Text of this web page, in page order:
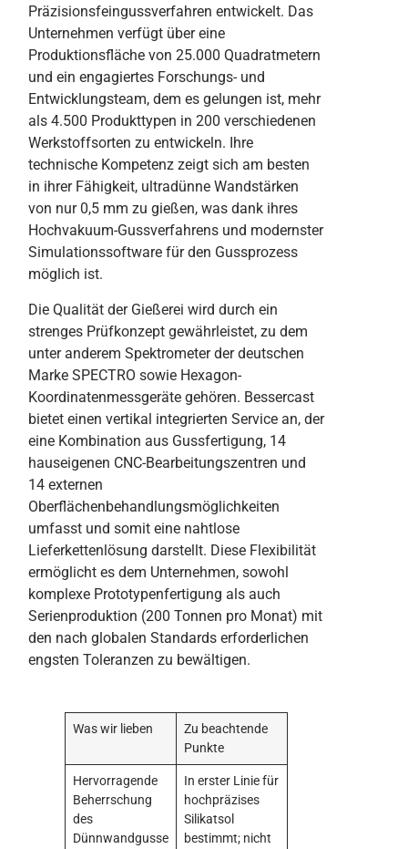
Präzisionsfeingussverfahren entwickelt. Das
Unternehmen verfügt über eine
Produktionsfläche von 25.000 Quadratmetern
und ein engagiertes Forschungs- und
Entwicklungsteam, dem es gelungen ist, mehr
als 4.500 Produkttypen in 200 verschiedenen
Werkstoffsorten zu entwickeln. Ihre
technische Kompetenz zeigt sich am besten
in ihrer Fähigkeit, ultradünne Wandstärken
von nur 0,5 mm zu gießen, was dank ihres
Hochvakuum-Gussverfahrens und modernster
Simulationssoftware für den Gussprozess
möglich ist.
Die Qualität der Gießerei wird durch ein
strenges Prüfkonzept gewährleistet, zu dem
unter anderem Spektrometer der deutschen
Marke SPECTRO sowie Hexagon-
Koordinatenmessgeräte gehören. Bessercast
bietet einen vertikal integrierten Service an, der
eine Kombination aus Gussfertigung, 14
hauseigenen CNC-Bearbeitungszentren und
14 externen
Oberflächenbehandlungsmöglichkeiten
umfasst und somit eine nahtlose
Lieferkettenlösung darstellt. Diese Flexibilität
ermöglicht es dem Unternehmen, sowohl
komplexe Prototypenfertigung als auch
Serienproduktion (200 Tonnen pro Monat) mit
den nach globalen Standards erforderlichen
engsten Toleranzen zu bewältigen.
Was wir lieben
Zu beachtende
Punkte
Hervorragende
Beherrschung
des
Dünnwandgusse
In erster Linie für
hochpräzises
Silikatsol
bestimmt; nicht